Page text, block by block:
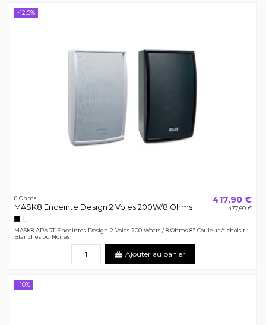
-12,5%
8 Ohms
MASK8 Enceinte Design 2 Voies 200W/8 Ohms
NoirBlanc
417,90 €
477,60 €
MASK8 APART Enceintes Design 2 Voies 200 Watts / 8 Ohms 8" Couleur à choisir :
Blanches ou Noires
Ajouter au panier
-10%